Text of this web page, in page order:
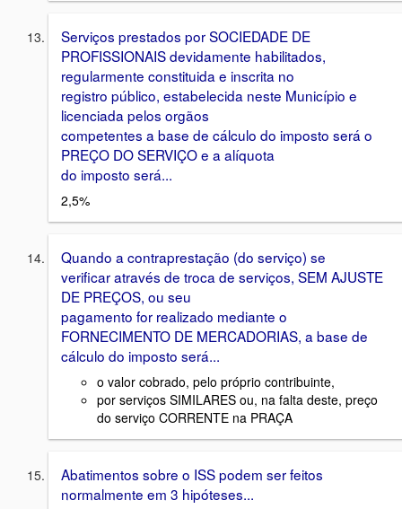
Serviços prestados por SOCIEDADE DE
PROFISSIONAIS devidamente habilitados,
regularmente constituida e inscrita no
registro público, estabelecida neste Município e
licenciada pelos orgãos
competentes a base de cálculo do imposto será o
PREÇO DO SERVIÇO e a alíquota
do imposto será...
2,5%
Quando a contraprestação (do serviço) se
verificar através de troca de serviços, SEM AJUSTE
DE PREÇOS, ou seu
pagamento for realizado mediante o
FORNECIMENTO DE MERCADORIAS, a base de
cálculo do imposto será...
o valor cobrado, pelo próprio contribuinte,
por serviços SIMILARES ou, na falta deste, preço
do serviço CORRENTE na PRAÇA
Abatimentos sobre o ISS podem ser feitos
normalmente em 3 hipóteses...